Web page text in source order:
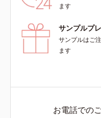
ます
サンプルプ
サンプルはご
ます
お電話での